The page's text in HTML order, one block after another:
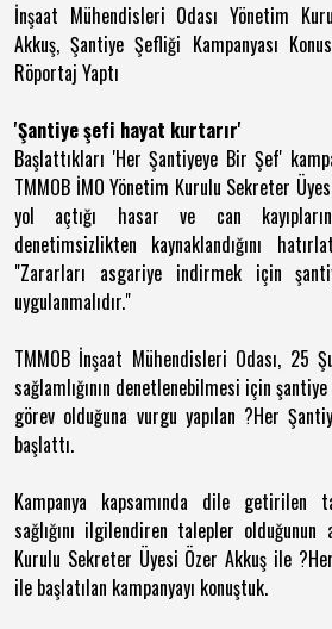
İnşaat Mühendisleri Odası Yönetim
Akkuş, Şantiye Şefliği Kampanyası
Röportaj Yaptı
'Şantiye şefi hayat kurtarır'
Başlattıkları 'Her Şantiyeye Bir Şef'
TMMOB İMO Yönetim Kurulu Sekreter
yol açtığı hasar ve can
denetimsizlikten kaynaklandığını
"Zararları asgariye indirmek için
uygulanmalıdır."
TMMOB İnşaat Mühendisleri Odası, 25
sağlamlığının denetlenebilmesi için
görev olduğuna vurgu yapılan ?Her
başlattı.
Kampanya kapsamında dile getirilen
sağlığını ilgilendiren talepler olduğunun
Kurulu Sekreter Üyesi Özer Akkuş ile
ile başlatılan kampanyayı konuştuk.